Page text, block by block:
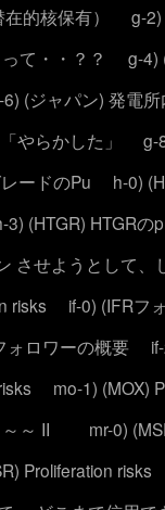
的核保有）
g-
て・・？？
g-4)
6) (ジャパン) 発電
やらかした」
g-
ードのPu
h-0)
3) (HTGR) HTGRの
させようとして、
risks
if-0) (IFRフ
ォロワーの概要
mo-1) (MOX)
～～ II
mr-0)
Proliferation risks